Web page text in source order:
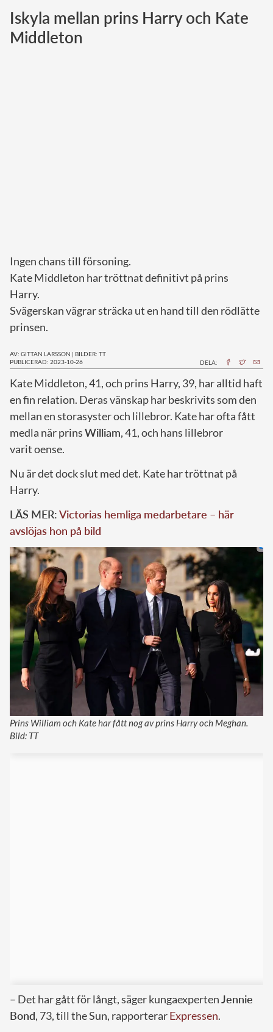
Norska kungahuset
Iskyla mellan prins Harry och Kate
Middleton
Ingen chans till försoning.
Kate Middleton har tröttnat definitivt på prins
Harry.
Svägerskan vägrar sträcka ut en hand till den rödlätte
prinsen.
AV: GITTAN LARSSON | BILDER: TT
PUBLICERAD: 2023-10-26
DELA:
Kate Middleton, 41, och prins Harry, 39, har alltid haft
en fin relation. Deras vänskap har beskrivits som den
mellan en storasyster och lillebror. Kate har ofta fått
medla när prinsWilliam, 41, och hans lillebror
varit oense.
Nu är det dock slut med det. Kate har tröttnat på
Harry.
LÄS MER:Victorias hemliga medarbetare – här
avslöjas hon på bild
Prins William och Kate har fått nog av prins Harry och Meghan.
Bild: TT
– Det har gått för långt, säger kungaexpertenJennie
Bond, 73, till the Sun, rapporterarExpressen.